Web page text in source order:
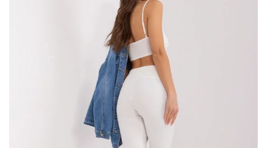
kolano. To sprawia, że nasze dolne partie ciała są dużo lepiej
chronione przed chłodem. Nie ma lepszej sytuacji od tej, gdy
stylowy wygląd i najnowsze trendy idą w parze z wygodą.
Pokażemy Wam dziś kilka fajnych modeli
polskiego sklepu z ubraniami eButik.pl
, które wiele dziewczyn
chciałoby mieć w swojej szafie.
Długie bluzy damskie –